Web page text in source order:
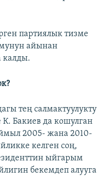
партиялык тизме
айынан
калды.
тең салмактуулукту
Бакиев да кошулган
2005- жана 2010-
келген соң,
ыйгарым
бекемдеп алууга